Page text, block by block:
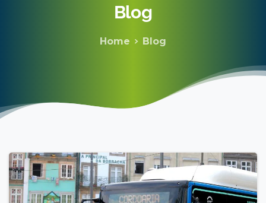
Blog
Home Blog